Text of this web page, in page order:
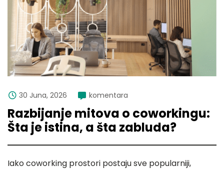
30 Juna, 2026 komentara
Razbijanje mitova o coworkingu:
Šta je istina, a šta zabluda?
Iako coworking prostori postaju sve popularniji,